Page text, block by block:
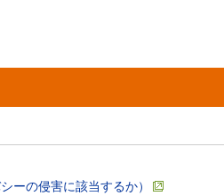
ーの侵害に該当するか）